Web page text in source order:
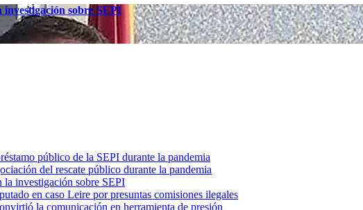
sobre SEPI
público de la SEPI durante la pandemia
del rescate público durante la pandemia
investigación sobre SEPI
en caso Leire por presuntas comisiones ilegales
la comunicación en herramienta de presión